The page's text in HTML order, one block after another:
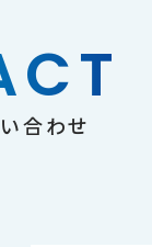
合わせ